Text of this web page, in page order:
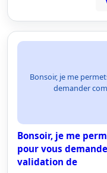
Bonsoir, je me
demander
Bonsoir, je me
pour vous
validation de